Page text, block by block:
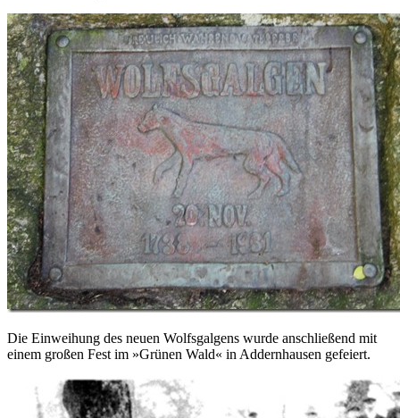
Die Einweihung des neuen Wolfsgalgens wurde anschließend mit
einem großen Fest im »Grünen Wald« in Addernhausen gefeiert.